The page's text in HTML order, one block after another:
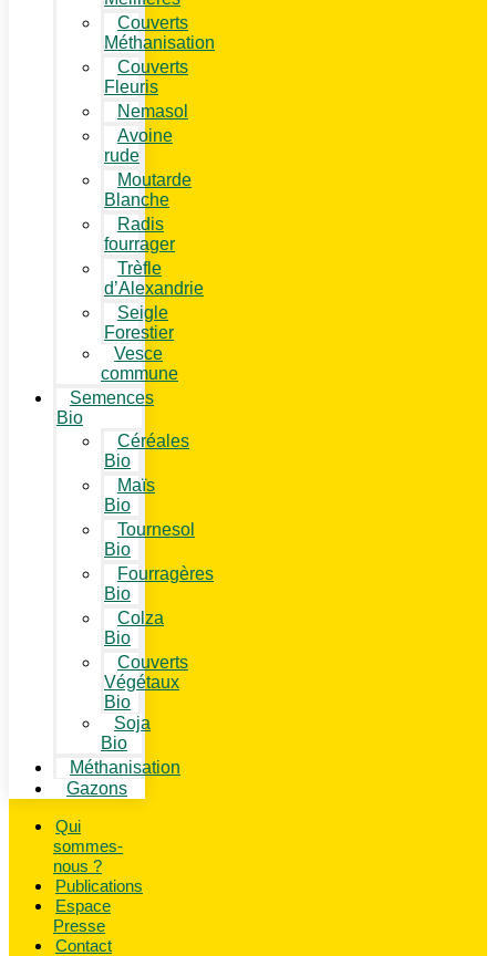
Couverts
Méthanisation
Couverts
Fleuris
Nemasol
Avoine
rude
Moutarde
Blanche
Radis
fourrager
Trèfle
d’Alexandrie
Seigle
Forestier
Vesce
commune
Semences
Bio
Céréales
Bio
Maïs
Bio
Tournesol
Bio
Fourragères
Bio
Colza
Bio
Couverts
Végétaux
Bio
Soja
Bio
Méthanisation
Gazons
Qui
sommes-
nous ?
Publications
Espace
Presse
Contact